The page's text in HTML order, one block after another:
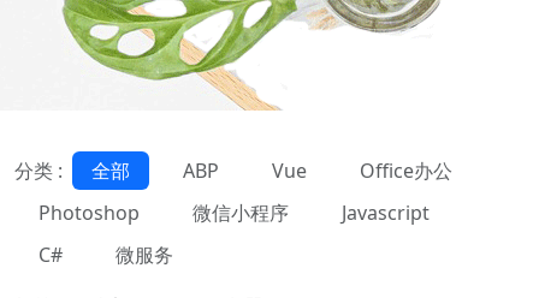
分类 : 全部 ABP Vue
Office办公
Photoshop
微信小程序
Javascript
C#
微服务